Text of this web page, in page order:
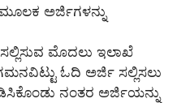
ಅರ್ಜಿಗಳನ್ನು
ಮೊದಲು ಇಲಾಖೆ
ಓದಿ ಅರ್ಜಿ ಸಲ್ಲಿಸಲು
ನಂತರ ಅರ್ಜಿಯನ್ನು